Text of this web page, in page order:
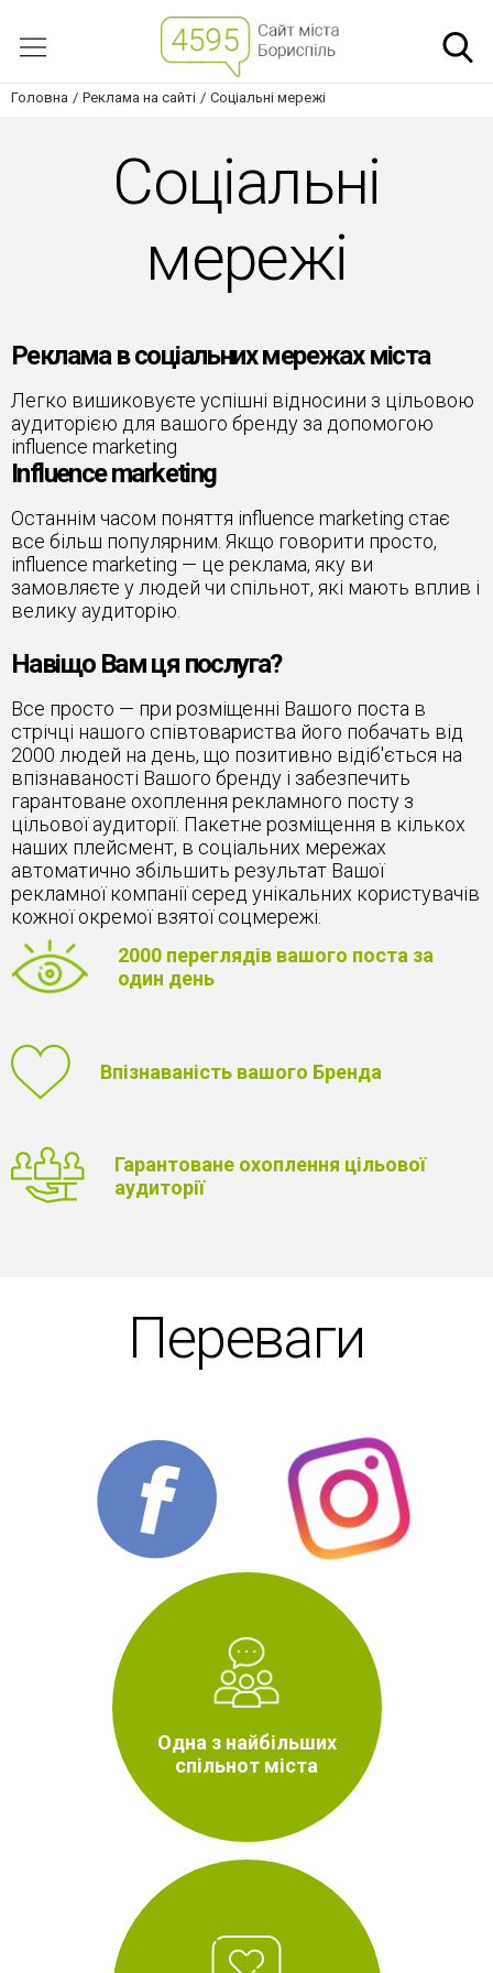
Головна Реклама на сайті Соціальні мережі
Соціальні
мережі
Реклама в соціальних мережах міста
Легко вишиковуєте успішні відносини з цільовою
аудиторією для вашого бренду за допомогою
influence marketing
Influence marketing
Останнім часом поняття influence marketing стає
все більш популярним. Якщо говорити просто,
influence marketing — це реклама, яку ви
замовляєте у людей чи спільнот, які мають вплив і
велику аудиторію.
Навіщо Вам ця послуга?
Все просто — при розміщенні Вашого поста в
стрічці нашого співтовариства його побачать від
2000 людей на день, що позитивно відіб'ється на
впізнаваності Вашого бренду і забезпечить
гарантоване охоплення рекламного посту з
цільової аудиторії. Пакетне розміщення в кількох
наших плейсмент, в соціальних мережах
автоматично збільшить результат Вашої
рекламної компанії серед унікальних користувачів
кожної окремої взятої соцмережі.
2000 переглядів вашого поста за
один день
Впізнаваність вашого Бренда
Гарантоване охоплення цільової
аудиторії
Переваги
Одна з найбільших
спільнот міста